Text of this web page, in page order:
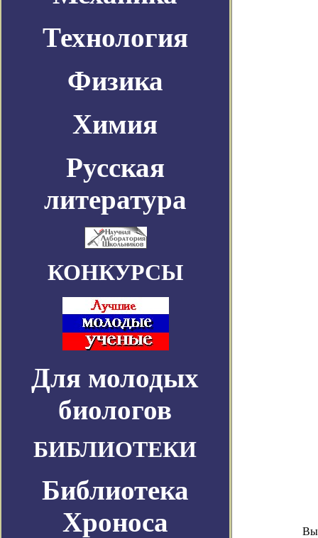
Технология
Физика
Химия
Русская
литература
КОНКУРСЫ
Для молодых
биологов
БИБЛИОТЕКИ
Библиотека
Хроноса